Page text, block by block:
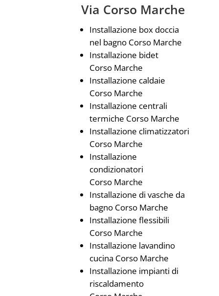
Via Corso Marche
Installazione box doccia
nel bagno Corso Marche
Installazione bidet
Corso Marche
Installazione caldaie
Corso Marche
Installazione centrali
termiche Corso Marche
Installazione climatizzatori
Corso Marche
Installazione
condizionatori
Corso Marche
Installazione di vasche da
bagno Corso Marche
Installazione flessibili
Corso Marche
Installazione lavandino
cucina Corso Marche
Installazione impianti di
riscaldamento